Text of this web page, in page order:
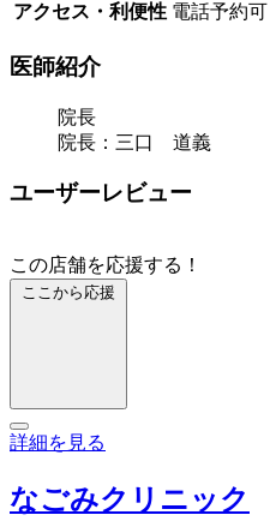
アクセス・利便性 電話予約可
医師紹介
院長
院長：三口 道義
ユーザーレビュー
この店舗を応援する！
ここから応援
詳細を見る
なごみクリニック